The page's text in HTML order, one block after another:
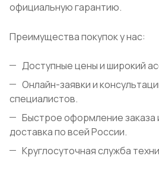
официальную гарантию.
Преимущества покупок у нас:
Доступные цены и широкий
Онлайн-заявки и
специалистов.
Быстрое оформление заказа
доставка по всей России.
Круглосуточная служба